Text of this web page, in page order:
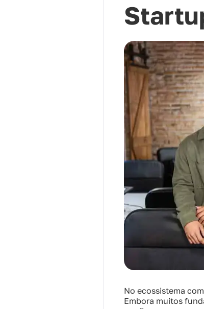
No ecossistema
Embora muitos